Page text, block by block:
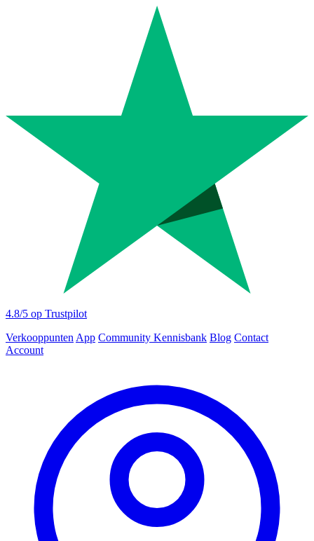
4.8/5 op Trustpilot
Verkooppunten App Community Kennisbank Blog Contact
Account